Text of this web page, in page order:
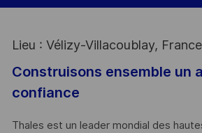
Lieu : Vélizy-Villacoublay, France
Construisons ensemble un
confiance
Thales est un leader mondial des